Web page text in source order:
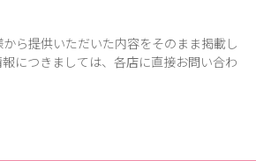
ら提供いただいた内容をそのまま掲載し
につきましては、各店に直接お問い合わ